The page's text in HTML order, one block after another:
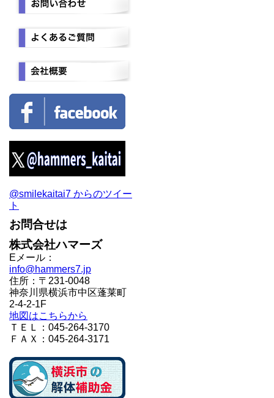
@smilekaitai7 からのツイー
ト
お問合せは
株式会社ハマーズ
Eメール：
info@hammers7.jp
住所：〒231-0048
神奈川県横浜市中区蓬莱町
2-4-2-1F
地図はこちらから
ＴＥＬ：045-264-3170
ＦＡＸ：045-264-3171